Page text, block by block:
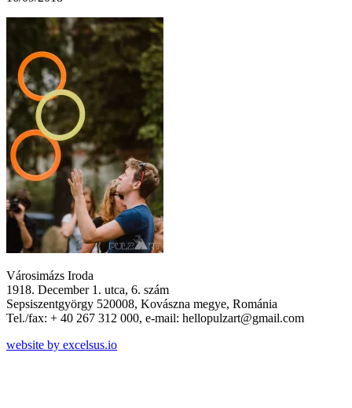
Városimázs Iroda
1918. December 1. utca, 6. szám
Sepsiszentgyörgy 520008, Kovászna megye, Románia
Tel./fax: + 40 267 312 000, e-mail: hellopulzart@gmail.com
website by excelsus.io